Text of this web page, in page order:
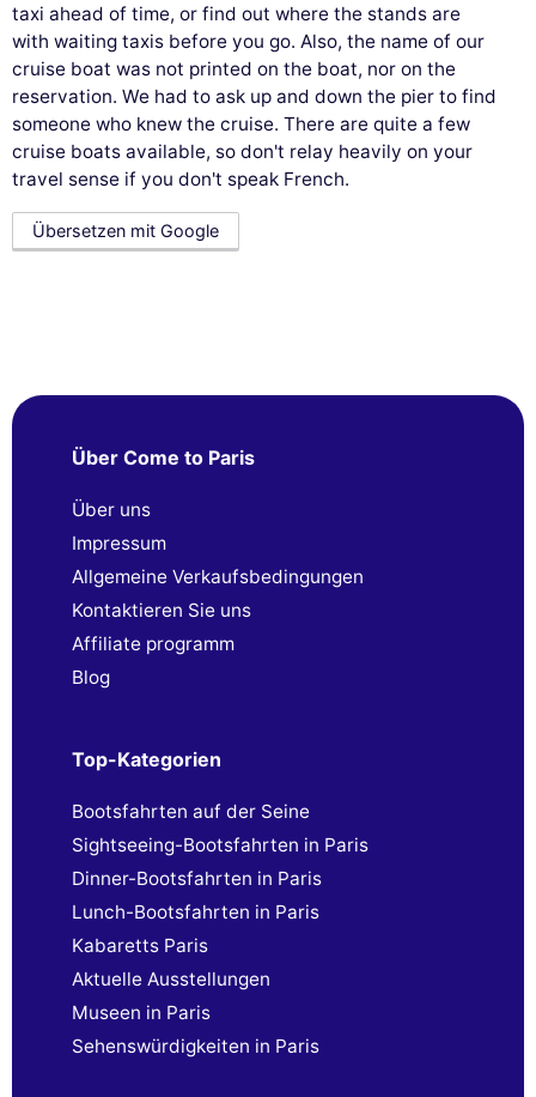
taxi ahead of time, or find out where the stands are
with waiting taxis before you go. Also, the name of our
cruise boat was not printed on the boat, nor on the
reservation. We had to ask up and down the pier to find
someone who knew the cruise. There are quite a few
cruise boats available, so don't relay heavily on your
travel sense if you don't speak French.
Übersetzen mit Google
Über Come to Paris
Über uns
Impressum
Allgemeine Verkaufsbedingungen
Kontaktieren Sie uns
Affiliate programm
Blog
Top-Kategorien
Bootsfahrten auf der Seine
Sightseeing-Bootsfahrten in Paris
Dinner-Bootsfahrten in Paris
Lunch-Bootsfahrten in Paris
Kabaretts Paris
Aktuelle Ausstellungen
Museen in Paris
Sehenswürdigkeiten in Paris